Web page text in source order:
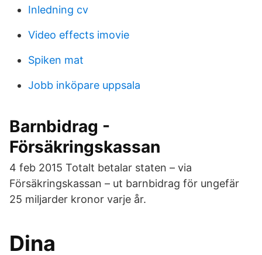
Inledning cv
Video effects imovie
Spiken mat
Jobb inköpare uppsala
Barnbidrag -
Försäkringskassan
4 feb 2015 Totalt betalar staten – via
Försäkringskassan – ut barnbidrag för ungefär
25 miljarder kronor varje år.
Dina